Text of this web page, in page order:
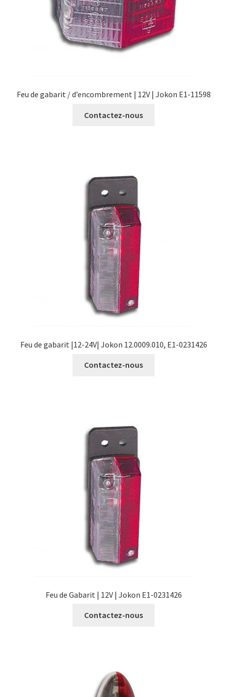
Feu de gabarit / d’encombrement | 12V | Jokon E1-11598
Contactez-nous
Feu de gabarit |12-24V| Jokon 12.0009.010, E1-0231426
Contactez-nous
Feu de Gabarit | 12V | Jokon E1-0231426
Contactez-nous